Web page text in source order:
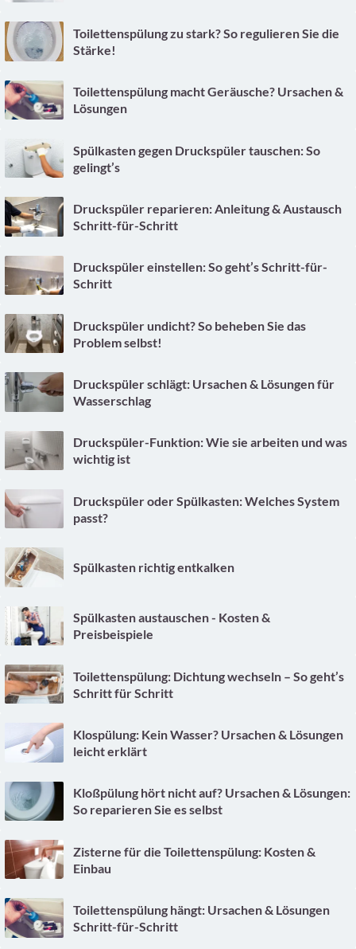
Toilettenspülung zu stark? So regulieren Sie die
Stärke!
Toilettenspülung macht Geräusche? Ursachen &
Lösungen
Spülkasten gegen Druckspüler tauschen: So
gelingt’s
Druckspüler reparieren: Anleitung & Austausch
Schritt-für-Schritt
Druckspüler einstellen: So geht’s Schritt-für-
Schritt
Druckspüler undicht? So beheben Sie das
Problem selbst!
Druckspüler schlägt: Ursachen & Lösungen für
Wasserschlag
Druckspüler-Funktion: Wie sie arbeiten und was
wichtig ist
Druckspüler oder Spülkasten: Welches System
passt?
Spülkasten richtig entkalken
Spülkasten austauschen - Kosten &
Preisbeispiele
Toilettenspülung: Dichtung wechseln – So geht’s
Schritt für Schritt
Klospülung: Kein Wasser? Ursachen & Lösungen
leicht erklärt
Kloßpülung hört nicht auf? Ursachen & Lösungen:
So reparieren Sie es selbst
Zisterne für die Toilettenspülung: Kosten &
Einbau
Toilettenspülung hängt: Ursachen & Lösungen
Schritt-für-Schritt